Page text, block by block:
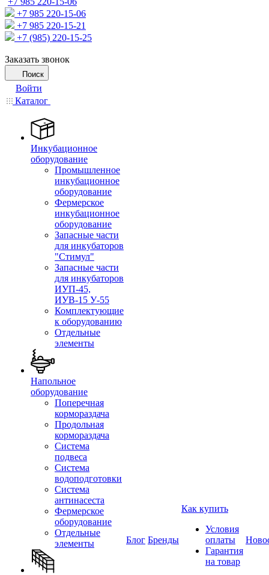
+7 985 220-15-06
+7 985 220-15-21
+7 (985) 220-15-25
Заказать звонок
Поиск
Войти
Каталог
Инкубационное
оборудование
Промышленное
инкубационное
оборудование
Фермерское
инкубационное
оборудование
Запасные части
для инкубаторов
"Стимул"
Запасные части
для инкубаторов
ИУП-45,
ИУВ-15 У-55
Комплектующие
к оборудованию
Отдельные
элементы
Напольное
оборудование
Поперечная
кормораздача
Продольная
кормораздача
Система
подвеса
Система
водоподготовки
Система
антинасеста
Фермерское
оборудование
Отдельные
элементы
Блог Бренды
Как купить
Условия
оплаты
Гарантия
на товар